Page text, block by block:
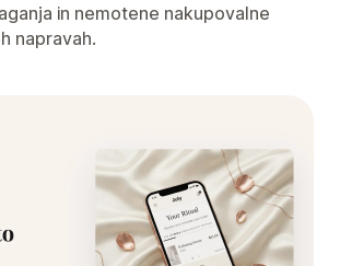
in nemotene nakupovalne
napravah.